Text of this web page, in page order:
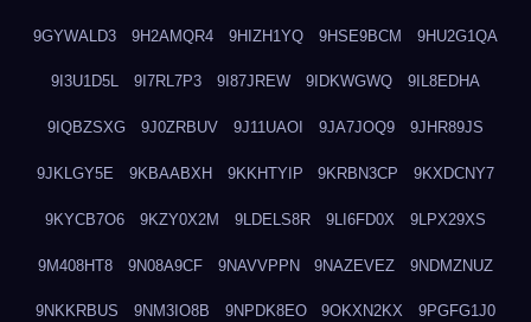
9GYWALD3 9H2AMQR4 9HIZH1YQ 9HSE9BCM 9HU2G1QA
9I3U1D5L 9I7RL7P3 9I87JREW 9IDKWGWQ 9IL8EDHA
9IQBZSXG 9J0ZRBUV 9J11UAOI 9JA7JOQ9 9JHR89JS
9JKLGY5E 9KBAABXH 9KKHTYIP 9KRBN3CP 9KXDCNY7
9KYCB7O6 9KZY0X2M 9LDELS8R 9LI6FD0X 9LPX29XS
9M408HT8 9N08A9CF 9NAVVPPN 9NAZEVEZ 9NDMZNUZ
9NKKRBUS 9NM3IO8B 9NPDK8EO 9OKXN2KX 9PGFG1J0